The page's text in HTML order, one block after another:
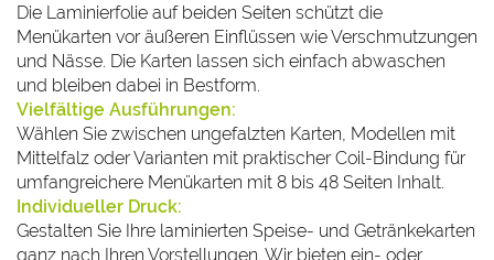
Die Laminierfolie auf beiden Seiten schützt die
Menükarten vor äußeren Einflüssen wie Verschmutzungen
und Nässe. Die Karten lassen sich einfach abwaschen
und bleiben dabei in Bestform.
Vielfältige Ausführungen:
Wählen Sie zwischen ungefalzten Karten, Modellen mit
Mittelfalz oder Varianten mit praktischer Coil-Bindung für
umfangreichere Menükarten mit 8 bis 48 Seiten Inhalt.
Individueller Druck:
Gestalten Sie Ihre laminierten Speise- und Getränkekarten
ganz nach Ihren Vorstellungen. Wir bieten ein- oder